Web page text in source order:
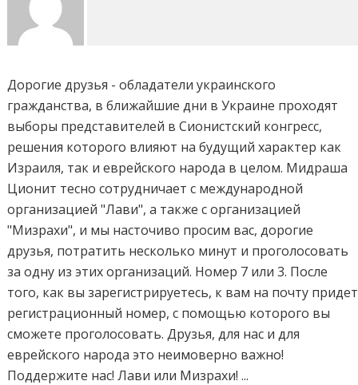
Дорогие друзья - обладатели украинского
гражданства, в ближайшие дни в Украине проходят
выборы представителей в Сионистский конгресс,
решения которого влияют на будущий характер как
Израиля, так и еврейского народа в целом. Мидраша
Ционит тесно сотрудничает с международной
организацией "Лави", а также с организацией
"Мизрахи", и мы насточиво просим вас, дорогие
друзья, потратить несколько минут и проголосовать
за одну из этих организаций. Номер 7 или 3. После
того, как вы зарегистрируетесь, к вам на почту придет
регистрационный номер, с помощью которого вы
сможете проголосовать. Друзья, для нас и для
еврейского народа это неимоверно важно!
Поддержите нас! Лави или Мизрахи! ...